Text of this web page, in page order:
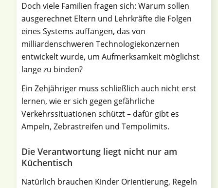
Doch viele Familien fragen sich: Warum sollen
ausgerechnet Eltern und Lehrkräfte die Folgen
eines Systems auffangen, das von
milliardenschweren Technologiekonzernen
entwickelt wurde, um Aufmerksamkeit möglichst
lange zu binden?
Ein Zehjähriger muss schließlich auch nicht erst
lernen, wie er sich gegen gefährliche
Verkehrssituationen schützt – dafür gibt es
Ampeln, Zebrastreifen und Tempolimits.
Die Verantwortung liegt nicht nur am
Küchentisch
Natürlich brauchen Kinder Orientierung, Regeln